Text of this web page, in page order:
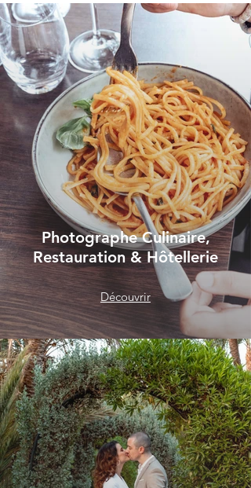
Photographe Culinaire,
Restauration & Hôtellerie
Découvrir